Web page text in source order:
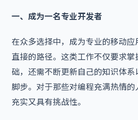
一、成为一名专业开发者
在众多选择中，成为专业的移动应
直接的路径。这类工作不仅要求掌
础，还需不断更新自己的知识体系
脚步。对于那些对编程充满热情
充实又具有挑战性。